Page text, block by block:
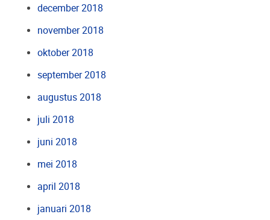
december 2018
november 2018
oktober 2018
september 2018
augustus 2018
juli 2018
juni 2018
mei 2018
april 2018
januari 2018